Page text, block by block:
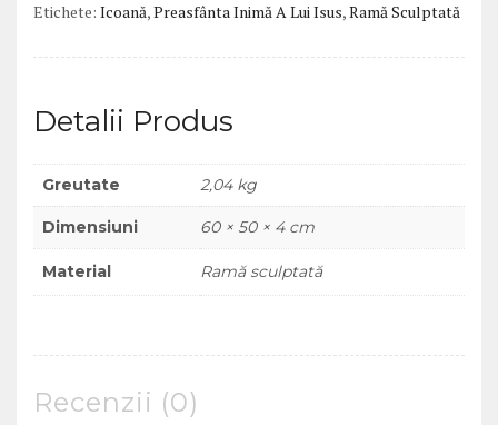
Etichete: Icoană,Preasfânta Inimă A Lui Isus,Ramă Sculptată
Detalii Produs
Greutate 2,04 kg
Dimensiuni 60 × 50 × 4 cm
Material Ramă sculptată
Recenzii (0)